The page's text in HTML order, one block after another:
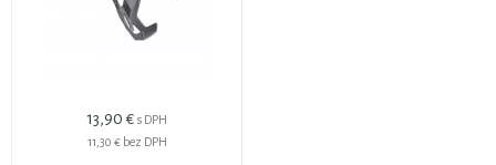
13,90 € s DPH
11,30 € bez DPH